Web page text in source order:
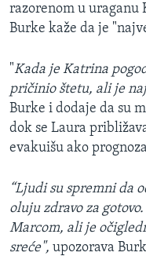
razorenom u uraganu
Burke​ kaže da je
"Kada je Katrina
pričinio štetu, ali je
Burke i dodaje da su
dok se Laura
evakuišu ako
“Ljudi su spremni da
oluju zdravo za
Marcom, ali je
sreće", upozorava